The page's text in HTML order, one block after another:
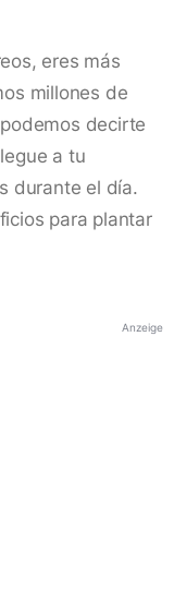
eres más
millones de
decirte
a tu
durante el día.
para plantar
Anzeige